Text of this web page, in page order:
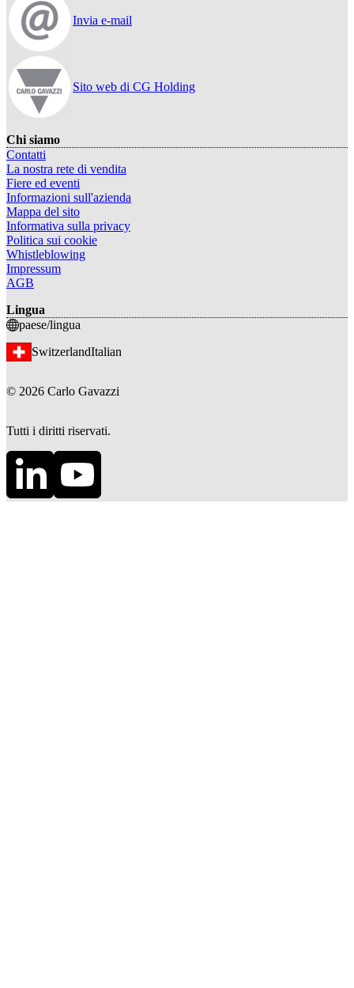
Invia e-mail
Sito web di CG Holding
Chi siamo
Contatti
La nostra rete di vendita
Fiere ed eventi
Informazioni sull'azienda
Mappa del sito
Informativa sulla privacy
Politica sui cookie
Whistleblowing
Impressum
AGB
Lingua
paese/lingua
SwitzerlandItalian
© 2026 Carlo Gavazzi
Tutti i diritti riservati.